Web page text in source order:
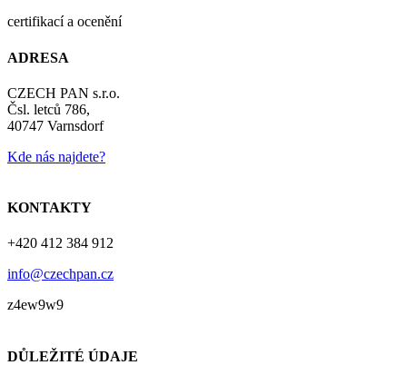
certifikací a ocenění
ADRESA
CZECH PAN s.r.o.
Čsl. letců 786,
40747 Varnsdorf
Kde nás najdete?
KONTAKTY
+420 412 384 912
info@czechpan.cz
z4ew9w9
DŮLEŽITÉ ÚDAJE